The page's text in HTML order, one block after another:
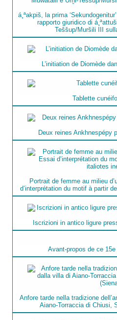
á¸ªakpiš, la prima
rapporto giuridico di
Teššup/Muršili III
L’initiation de Diomède
Tablette
Deux reines Ankhnespépy
Portrait de femme au milieu
d’interprétation du motif à partir
Iscrizioni in antico ligure
Avant-propos de ce
Anfore tarde nella tradizione
Aiano-Torraccia di Chiusi,